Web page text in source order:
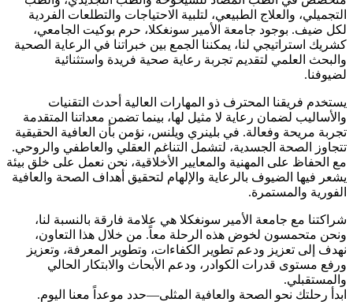
التجميلي، والعلاج الطبيعي، لتلبية الاحتياجات والتطلعات الفردية
لكل ضيف. بوجود جامعة الأمير سونغكلا، حرم بوكيت الجامعي،
كشريك استراتيجي لنا، يمكننا الجمع بين خبراتنا في الرعاية الصحية
والبحث العلمي لتقديم تجربة رعاية صحية فريدة واستثنائية
لضيوفنا.
يستخدم فريقنا المحترف ذو المهارات العالية أحدث التقنيات
والأساليب لضمان رعاية لا مثيل لها، بينما تضمن معداتنا المتقدمة
تجربة مريحة وفعالة. في بلينري ويلنس، نؤمن بأن العافية الحقيقية
تتجاوز الصحة الجسدية، لتشمل التناغم العقلي والعاطفي والروحي.
مع الحفاظ على المهنية والمعايير الأخلاقية، نحن نعمل على خلق بيئة
يشعر فيها الضيوف بالرعاية والإلهام لتحقيق أهداف الصحة والعافية
الفورية والمستمرة.
شراكتنا مع جامعة الأمير سونغكلا هي علامة فارقة بالنسبة لنا،
ونحن متحمسون لخوض هذه الرحلة معاً. من خلال هذا التعاون،
نهدف إلى تعزيز ودعم تطوير الكفاءات، وتطوير المعرفة، وتعزيز
ورفع مستوى قدرات الكوادر، ودعم الأبحاث والابتكار الحالي
والمستقبلي.
ابدأ رحلتك نحو الصحة والعافية المثلى—حدد موعداً معنا اليوم.